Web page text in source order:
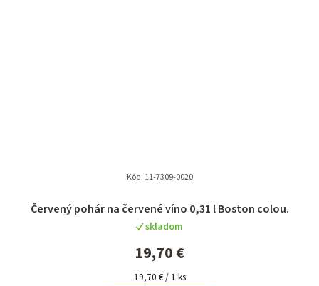
Červený pohár na červené víno 0,31 l Boston colou.
skladom
19,70 €
Jednotková
19,70 € / 1 ks
Kód: 11-7309-0020